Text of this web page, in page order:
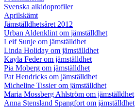
Svenska aikidoprofiler
Aprilskämt
Jämställdhetsåret 2012
Urban Aldenklint om jämställdhet
Leif Sunje om jämställdhet
Linda Holiday om jämställdhet
Kayla Feder om jämställdhet
Pia Moberg om jämställdhet
Pat Hendricks om jämställdhet
Micheline Tissier om jämställdhet
Maria Mossberg Ahlström om jämställdhet
Anna Stensland Spangfort om jämställdhet